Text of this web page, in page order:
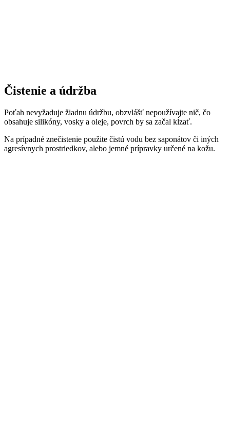
Čistenie a údržba
Poťah nevyžaduje žiadnu údržbu, obzvlášť nepoužívajte nič, čo
obsahuje silikóny, vosky a oleje, povrch by sa začal kĺzať.
Na prípadné znečistenie použite čistú vodu bez saponátov či iných
agresívnych prostriedkov, alebo jemné prípravky určené na kožu.